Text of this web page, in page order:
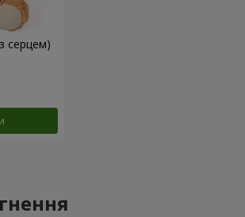
серцем)